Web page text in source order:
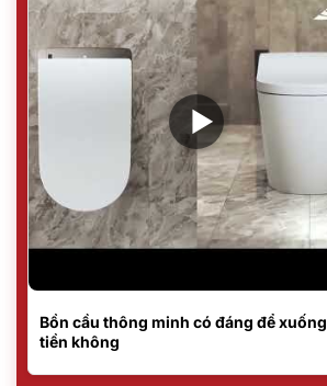
Bồn cầu thông minh có đáng để xuống
tiền không